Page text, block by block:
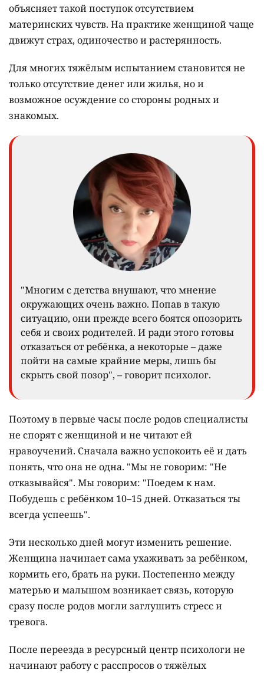
объясняет такой поступок отсутствием
материнских чувств. На практике женщиной чаще
движут страх, одиночество и растерянность.
Для многих тяжёлым испытанием становится не
только отсутствие денег или жилья, но и
возможное осуждение со стороны родных и
знакомых.
"Многим с детства внушают, что мнение
окружающих очень важно. Попав в такую
ситуацию, они прежде всего боятся опозорить
себя и своих родителей. И ради этого готовы
отказаться от ребёнка, а некоторые – даже
пойти на самые крайние меры, лишь бы
скрыть свой позор", – говорит психолог.
Поэтому в первые часы после родов специалисты
не спорят с женщиной и не читают ей
нравоучений. Сначала важно успокоить её и дать
понять, что она не одна. "Мы не говорим: "Не
отказывайся". Мы говорим: "Поедем к нам.
Побудешь с ребёнком 10–15 дней. Отказаться ты
всегда успеешь".
Эти несколько дней могут изменить решение.
Женщина начинает сама ухаживать за ребёнком,
кормить его, брать на руки. Постепенно между
матерью и малышом возникает связь, которую
сразу после родов могли заглушить стресс и
тревога.
После переезда в ресурсный центр психологи не
начинают работу с расспросов о тяжёлых